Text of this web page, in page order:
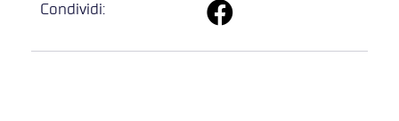
Condividi: